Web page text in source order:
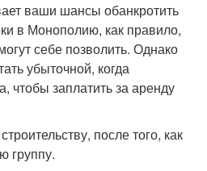
ваши шансы обанкротить
в Монополию, как правило,
себе позволить. Однако
убыточной, когда
чтобы заплатить за аренду
после того, как
группу.